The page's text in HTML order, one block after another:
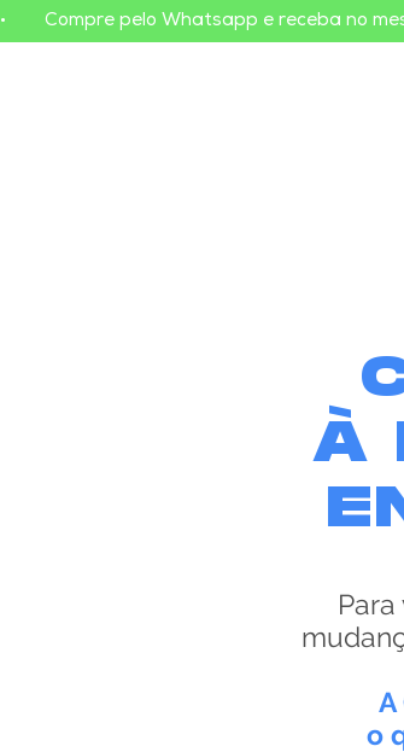
•        Compre pelo Whatsapp e receba no
A
o
À